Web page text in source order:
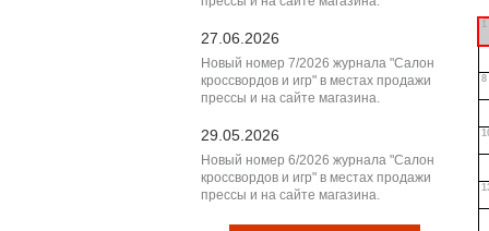
27.06.2026
Новый номер 7/2026 журнала "Салон
кроссвордов и игр" в местах продажи
прессы и на сайте магазина.
29.05.2026
Новый номер 6/2026 журнала "Салон
кроссвордов и игр" в местах продажи
прессы и на сайте магазина.
1
8